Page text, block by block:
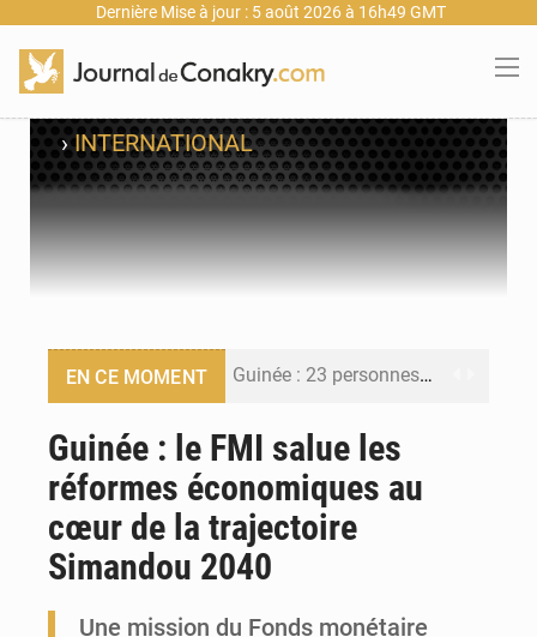
Dernière Mise à jour : 5 août 2026 à 16h49 GMT
›INTERNATIONAL
EN CE MOMENT Guinée : 23 personnes interpellées après les affrontements entre Bankoumana et Djoma Balandou à Mandiana
Forces Vives en Guinée : la coalition critique la gestion de Mamadi Doumbouya
Guinée : le FMI salue les
réformes économiques au
cœur de la trajectoire
Simandou 2040
Une mission du Fonds monétaire